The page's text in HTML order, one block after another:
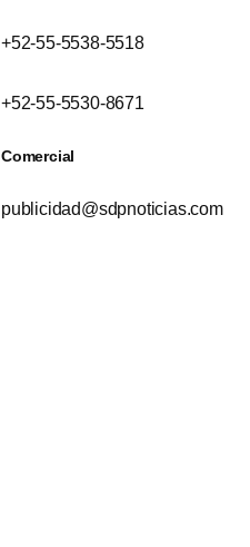
+52-55-5538-5518
+52-55-5530-8671
Comercial
publicidad@sdpnoticias.com